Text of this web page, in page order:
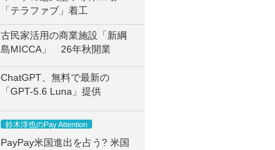
「テラファブ」着工
古民家活用の商業施設「新綱
島MICCA」 26年秋開業
ChatGPT、無料で最新の
「GPT-5.6 Luna」提供
鈴木淳也のPay Attention
PayPay米国進出を占う? 米国